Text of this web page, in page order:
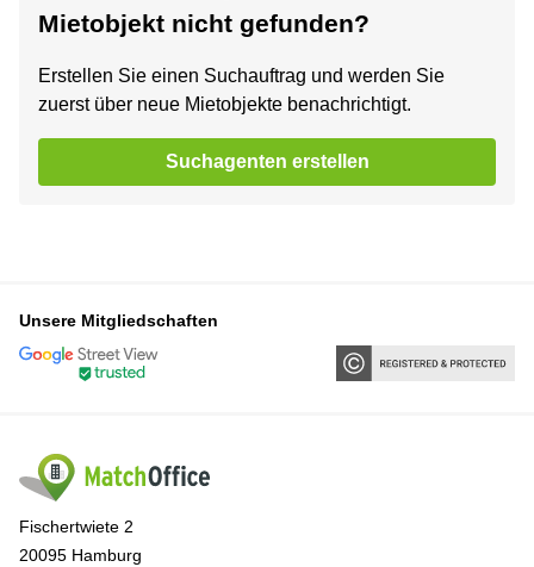
Mietobjekt nicht gefunden?
Erstellen Sie einen Suchauftrag und werden Sie
zuerst über neue Mietobjekte benachrichtigt.
Suchagenten erstellen
Unsere Mitgliedschaften
Fischertwiete 2
20095 Hamburg